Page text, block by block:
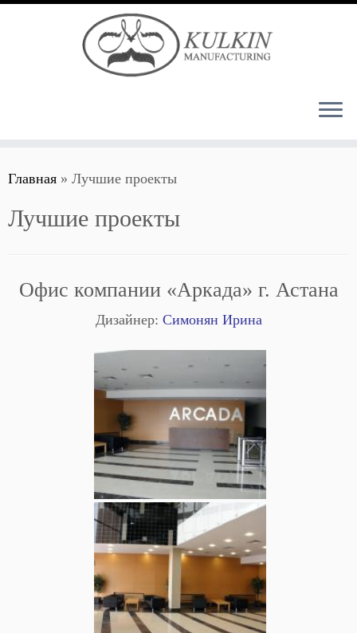
Главная » Лучшие проекты
Лучшие проекты
Офис компании «Аркада» г. Астана
Дизайнер: Симонян Ирина